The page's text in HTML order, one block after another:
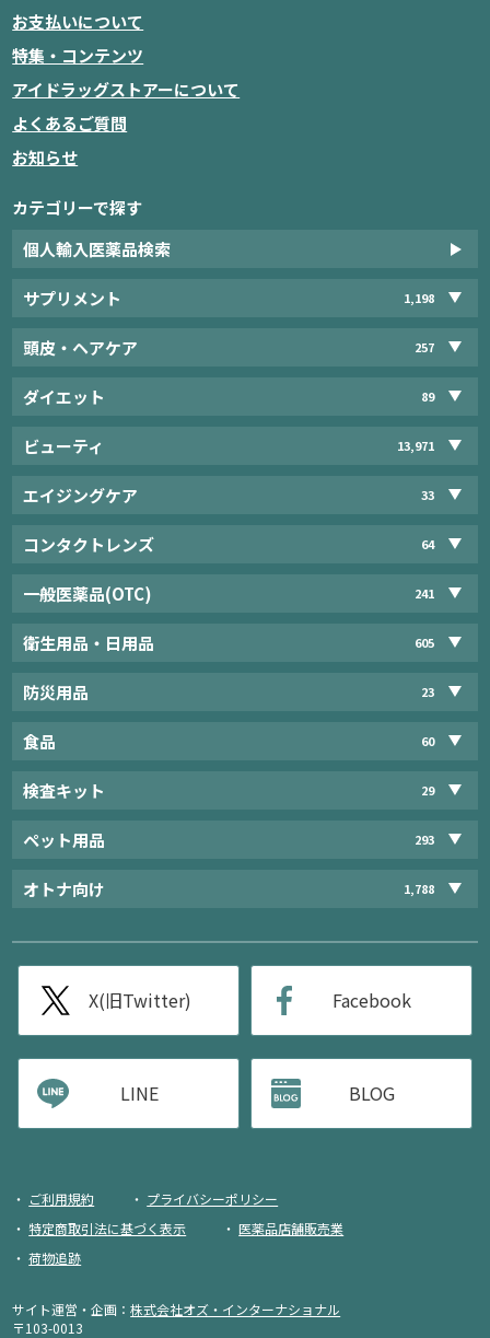
お支払いについて
特集・コンテンツ
アイドラッグストアーについて
よくあるご質問
お知らせ
カテゴリーで探す
個人輸入医薬品検索
サプリメント 1,198
頭皮・ヘアケア 257
ダイエット 89
ビューティ 13,971
エイジングケア 33
コンタクトレンズ 64
一般医薬品(OTC) 241
衛生用品・日用品 605
防災用品 23
食品 60
検査キット 29
ペット用品 293
オトナ向け 1,788
X(旧Twitter) Facebook
LINE BLOG
ご利用規約
プライバシーポリシー
特定商取引法に基づく表示
医薬品店舗販売業
荷物追跡
サイト運営・企画：株式会社オズ・インターナショナル
〒103-0013